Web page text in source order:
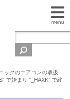
menu
ックのエアコンの取扱
で始まり “_HAXK” で終